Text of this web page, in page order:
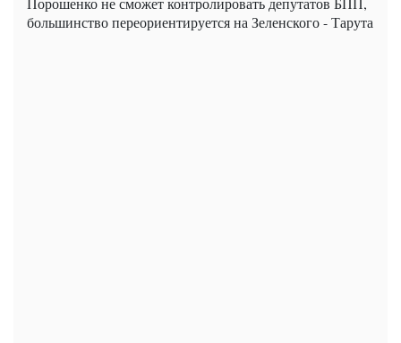
большинство переориентируется на Зеленского - Тарута